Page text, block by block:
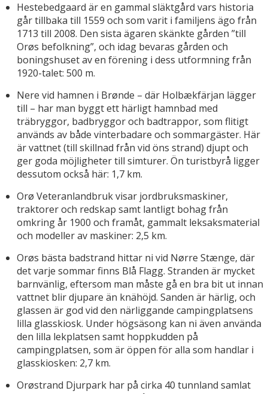
Hestebedgaard är en gammal släktgård vars historia
går tillbaka till 1559 och som varit i familjens ägo från
1713 till 2008. Den sista ägaren skänkte gården ”till
Orøs befolkning”, och idag bevaras gården och
boningshuset av en förening i dess utformning från
1920-talet: 500 m.
Nere vid hamnen i Brønde – där Holbækfärjan lägger
till – har man byggt ett härligt hamnbad med
träbryggor, badbryggor och badtrappor, som flitigt
används av både vinterbadare och sommargäster. Här
är vattnet (till skillnad från vid öns strand) djupt och
ger goda möjligheter till simturer. Ön turistbyrå ligger
dessutom också här: 1,7 km.
Orø Veteranlandbruk visar jordbruksmaskiner,
traktorer och redskap samt lantligt bohag från
omkring år 1900 och framåt, gammalt leksaksmaterial
och modeller av maskiner: 2,5 km.
Orøs bästa badstrand hittar ni vid Nørre Stænge, där
det varje sommar finns Blå Flagg. Stranden är mycket
barnvänlig, eftersom man måste gå en bra bit ut innan
vattnet blir djupare än knähöjd. Sanden är härlig, och
glassen är god vid den närliggande campingplatsens
lilla glasskiosk. Under högsäsong kan ni även använda
den lilla lekplatsen samt hoppkudden på
campingplatsen, som är öppen för alla som handlar i
glasskiosken: 2,7 km.
Orøstrand Djurpark har på cirka 40 tunnland samlat